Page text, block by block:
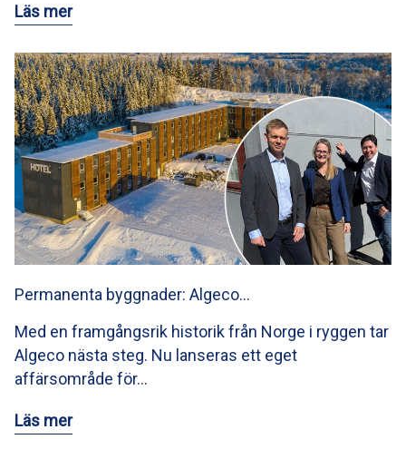
Läs mer
Permanenta byggnader: Algeco…
Med en framgångsrik historik från Norge i ryggen tar
Algeco nästa steg. Nu lanseras ett eget
affärsområde för…
Läs mer